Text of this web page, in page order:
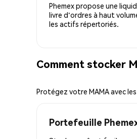
Phemex propose une
livre d'ordres à haut
les actifs répertoriés.
Comment stocker
Protégez votre MAMA avec
Portefeuille